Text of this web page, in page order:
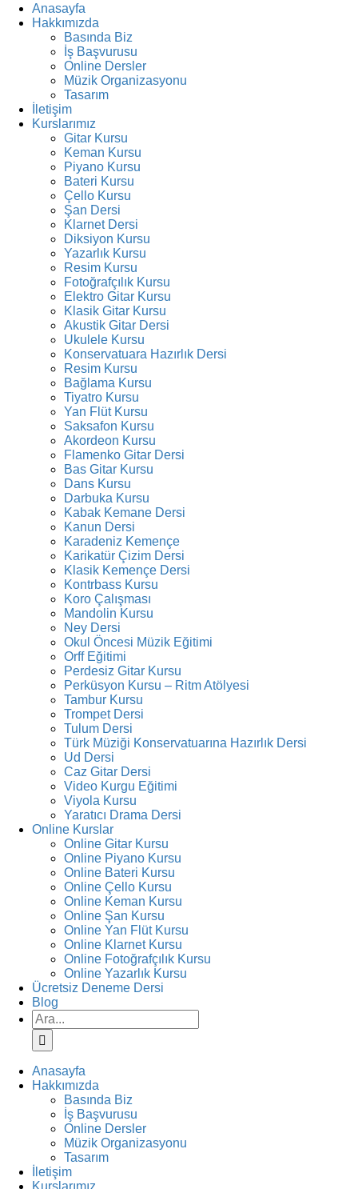
Anasayfa
Hakkımızda
Basında Biz
İş Başvurusu
Online Dersler
Müzik Organizasyonu
Tasarım
İletişim
Kurslarımız
Gitar Kursu
Keman Kursu
Piyano Kursu
Bateri Kursu
Çello Kursu
Şan Dersi
Klarnet Dersi
Diksiyon Kursu
Yazarlık Kursu
Resim Kursu
Fotoğrafçılık Kursu
Elektro Gitar Kursu
Klasik Gitar Kursu
Akustik Gitar Dersi
Ukulele Kursu
Konservatuara Hazırlık Dersi
Resim Kursu
Bağlama Kursu
Tiyatro Kursu
Yan Flüt Kursu
Saksafon Kursu
Akordeon Kursu
Flamenko Gitar Dersi
Bas Gitar Kursu
Dans Kursu
Darbuka Kursu
Kabak Kemane Dersi
Kanun Dersi
Karadeniz Kemençe
Karikatür Çizim Dersi
Klasik Kemençe Dersi
Kontrbass Kursu
Koro Çalışması
Mandolin Kursu
Ney Dersi
Okul Öncesi Müzik Eğitimi
Orff Eğitimi
Perdesiz Gitar Kursu
Perküsyon Kursu – Ritm Atölyesi
Tambur Kursu
Trompet Dersi
Tulum Dersi
Türk Müziği Konservatuarına Hazırlık Dersi
Ud Dersi
Caz Gitar Dersi
Video Kurgu Eğitimi
Viyola Kursu
Yaratıcı Drama Dersi
Online Kurslar
Online Gitar Kursu
Online Piyano Kursu
Online Bateri Kursu
Online Çello Kursu
Online Keman Kursu
Online Şan Kursu
Online Yan Flüt Kursu
Online Klarnet Kursu
Online Fotoğrafçılık Kursu
Online Yazarlık Kursu
Ücretsiz Deneme Dersi
Blog
Ara:
Anasayfa
Hakkımızda
Basında Biz
İş Başvurusu
Online Dersler
Müzik Organizasyonu
Tasarım
İletişim
Kurslarımız